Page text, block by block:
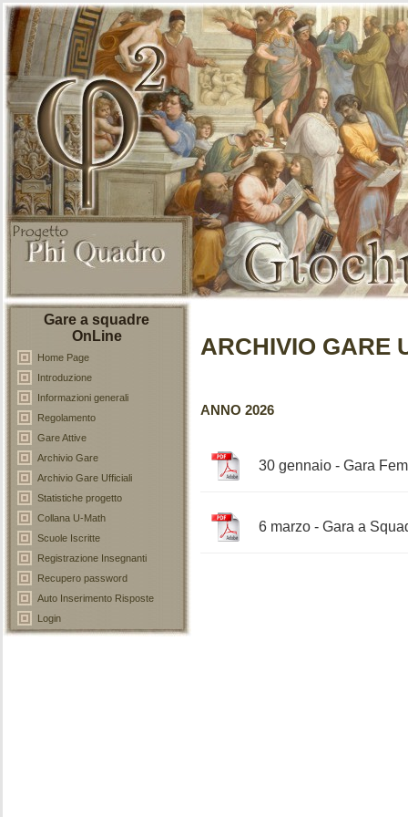
Gare a squadre
OnLine
Home Page
Introduzione
Informazioni generali
Regolamento
Gare Attive
Archivio Gare
Archivio Gare Ufficiali
Statistiche progetto
Collana U-Math
Scuole Iscritte
Registrazione Insegnanti
Recupero password
Auto Inserimento Risposte
Login
ARCHIVIO GARE
ANNO 2026
30 gennaio - Gara
6 marzo - Gara a